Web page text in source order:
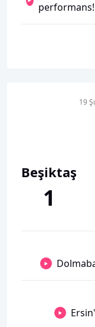
performans!
Beşiktaş
1
19